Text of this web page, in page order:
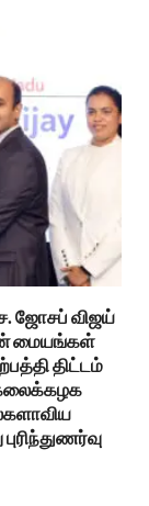
ச. ஜோசப் விஜய்
மையங்கள்
திட்டம்